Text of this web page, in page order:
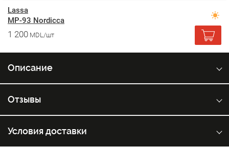
Lassa
MP-93 Nordicca
1 200 MDL/шт
Описание
Отзывы
Условия доставки